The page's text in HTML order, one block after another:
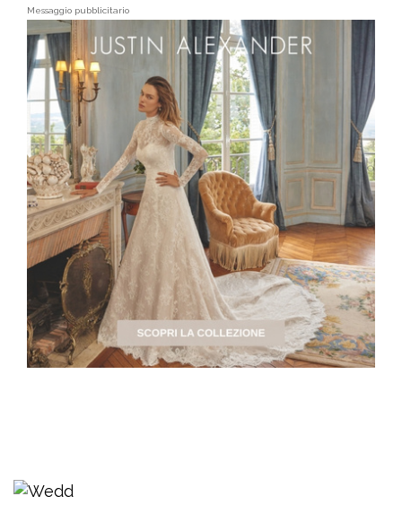
Messaggio pubblicitario